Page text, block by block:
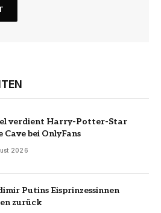
verdient Harry-Potter-Star
Cave bei OnlyFans
2026
Putins Eisprinzessinnen
zurück